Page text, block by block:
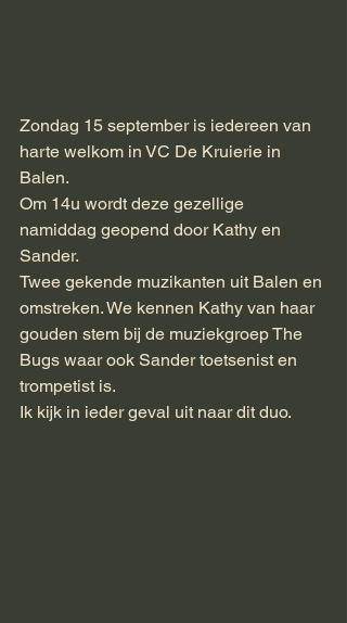
Zondag 15 september is iedereen van
harte welkom in VC De Kruierie in
Balen.
Om 14u wordt deze gezellige
namiddag geopend door Kathy en
Sander.
Twee gekende muzikanten uit Balen en
omstreken. We kennen Kathy van haar
gouden stem bij de muziekgroep The
Bugs waar ook Sander toetsenist en
trompetist is.
Ik kijk in ieder geval uit naar dit duo.